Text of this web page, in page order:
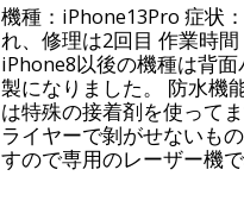
機種：iPhone13Pro 症状
れ、修理は2回目 作業時間
iPhone8以後の機種は背面
製になりました。 防水機
は特殊の接着剤を使って
ライヤーで剝がせないも
すので専用のレーザー機で